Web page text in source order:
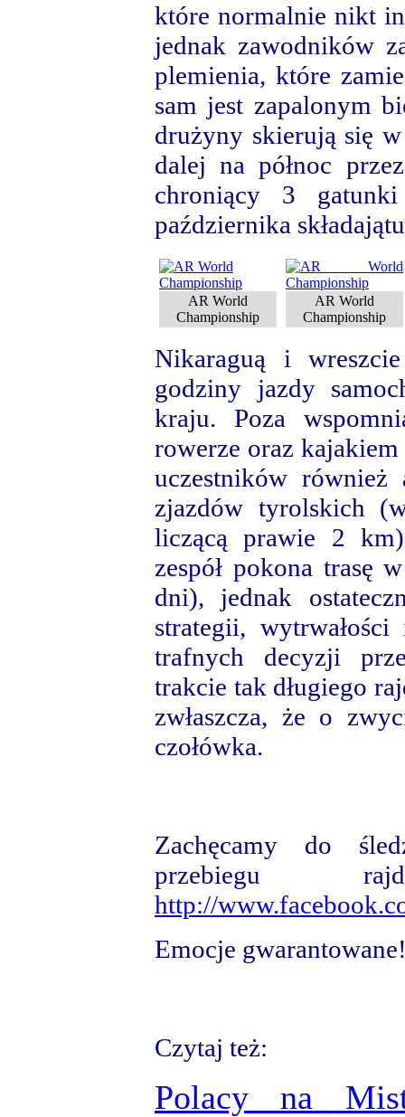
które normalnie nikt
jednak zawodników
plemienia, które
sam jest zapalonym
drużyny skierują się
dalej na północ
chroniący 3
października
AR World
Championship
AR World
Championship
Nikaraguą i
godziny jazdy
kraju. Poza
rowerze oraz
uczestników
zjazdów tyrolskich
liczącą prawie 2
zespół pokona trasę
dni), jednak
strategii,
trafnych decyzji
trakcie tak długiego
zwłaszcza, że o
czołówka.
Zachęcamy do
przebiegu
http://
Emocje
Czytaj też:
Polacy na